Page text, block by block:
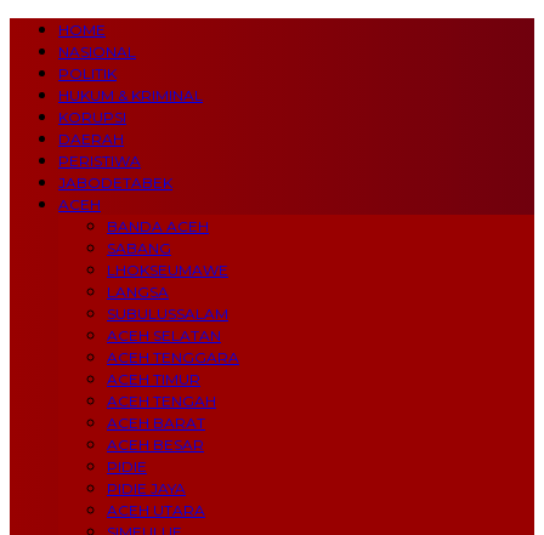
HOME
NASIONAL
POLITIK
HUKUM & KRIMINAL
KORUPSI
DAERAH
PERISTIWA
JABODETABEK
ACEH
BANDA ACEH
SABANG
LHOKSEUMAWE
LANGSA
SUBULUSSALAM
ACEH SELATAN
ACEH TENGGARA
ACEH TIMUR
ACEH TENGAH
ACEH BARAT
ACEH BESAR
PIDIE
PIDIE JAYA
ACEH UTARA